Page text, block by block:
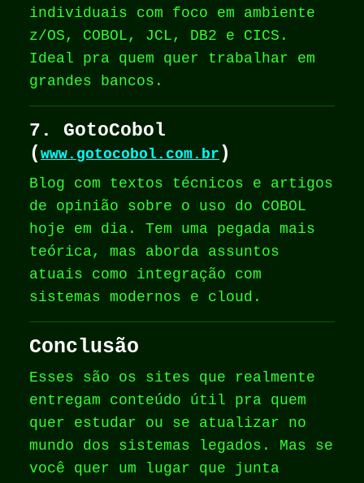
individuais com foco em ambiente
z/OS, COBOL, JCL, DB2 e CICS.
Ideal pra quem quer trabalhar em
grandes bancos.
7. GotoCobol
( www.gotocobol.com.br )
Blog com textos técnicos e artigos
de opinião sobre o uso do COBOL
hoje em dia. Tem uma pegada mais
teórica, mas aborda assuntos
atuais como integração com
sistemas modernos e cloud.
Conclusão
Esses são os sites que realmente
entregam conteúdo útil pra quem
quer estudar ou se atualizar no
mundo dos sistemas legados. Mas se
você quer um lugar que junta